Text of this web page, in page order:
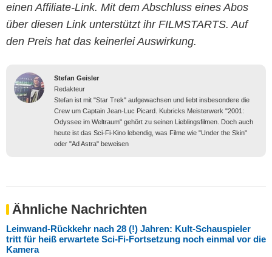
einen Affiliate-Link. Mit dem Abschluss eines Abos
über diesen Link unterstützt ihr FILMSTARTS. Auf
den Preis hat das keinerlei Auswirkung.
Stefan Geisler
Redakteur
Stefan ist mit "Star Trek" aufgewachsen und liebt insbesondere die
Crew um Captain Jean-Luc Picard. Kubricks Meisterwerk "2001:
Odyssee im Weltraum" gehört zu seinen Lieblingsfilmen. Doch auch
heute ist das Sci-Fi-Kino lebendig, was Filme wie "Under the Skin"
oder "Ad Astra" beweisen
Ähnliche Nachrichten
Leinwand-Rückkehr nach 28 (!) Jahren: Kult-Schauspieler
tritt für heiß erwartete Sci-Fi-Fortsetzung noch einmal vor die
Kamera